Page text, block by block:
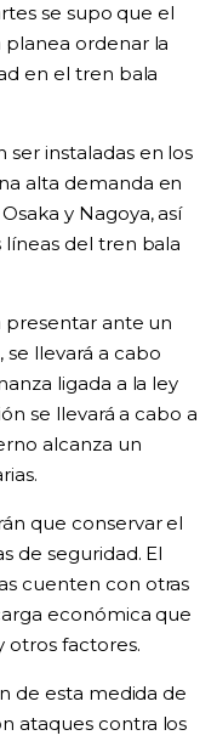
se supo que el
ordenar la
en el tren bala
ser instaladas en los
alta demanda en
y Nagoya, así
del tren bala
presentar ante un
llevará a cabo
ligada a la ley
se llevará a cabo a
alcanza un
que conservar el
de seguridad. El
cuenten con otras
económica que
otros factores.
de esta medida de
ataques contra los